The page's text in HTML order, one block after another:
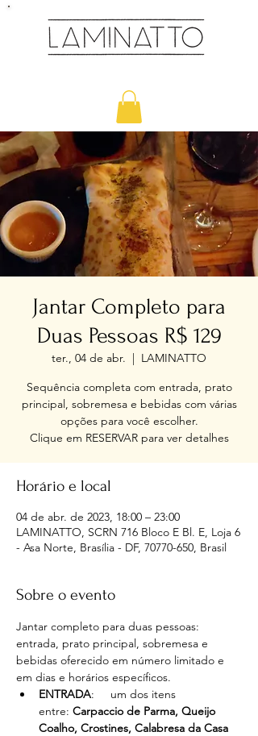
Jantar Completo para
Duas Pessoas R$ 129
ter., 04 de abr.
  |
LAMINATTO
Sequência completa com entrada, prato
principal, sobremesa e bebidas com várias
opções para você escolher.
Clique em RESERVAR para ver detalhes
Horário e local
04 de abr. de 2023, 18:00 – 23:00
LAMINATTO, SCRN 716 Bloco E Bl. E, Loja 6
- Asa Norte, Brasília - DF, 70770-650, Brasil
Sobre o evento
Jantar completo para duas pessoas:
entrada, prato principal, sobremesa e
bebidas oferecido em número limitado e
em dias e horários específicos.
ENTRADA:     um dos itens
entre: Carpaccio de Parma, Queijo
Coalho, Crostines, Calabresa da Casa